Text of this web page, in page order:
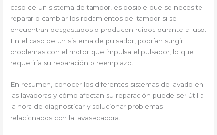
caso de un sistema de tambor, es posible que se necesite
reparar o cambiar los rodamientos del tambor si se
encuentran desgastados o producen ruidos durante el uso.
En el caso de un sistema de pulsador, podrían surgir
problemas con el motor que impulsa el pulsador, lo que
requeriría su reparación o reemplazo.
En resumen, conocer los diferentes sistemas de lavado en
las lavadoras y cómo afectan su reparación puede ser útil a
la hora de diagnosticar y solucionar problemas
relacionados con la lavasecadora.